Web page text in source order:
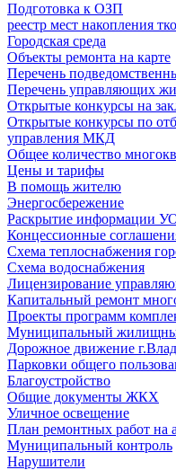
Подготовка к ОЗП
реестр мест накопления тко
Городская среда
Объекты ремонта на карте
Перечень
Перечень управляющих
Открытые конкурсы на
Открытые конкурсы по
управления МКД
Общее количество
Цены и тарифы
В помощь жителю
Энергосбережение
Раскрытие информации
Концессионные
Схема теплоснабжения
Схема водоснабжения
Лицензирование
Капитальный ремонт
Проекты программ
Муниципальный
Дорожное движение
Парковки общего
Благоустройство
Общие документы ЖКХ
Уличное освещение
План ремонтных работ на
Муниципальный контроль
Нарушители